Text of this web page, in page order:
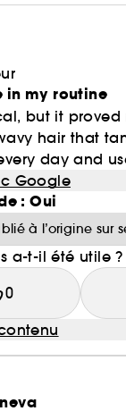
in my routine
but it proved
hair that
day and
Google
: Oui
à l’origine sur
a-t-il été utile ?
0